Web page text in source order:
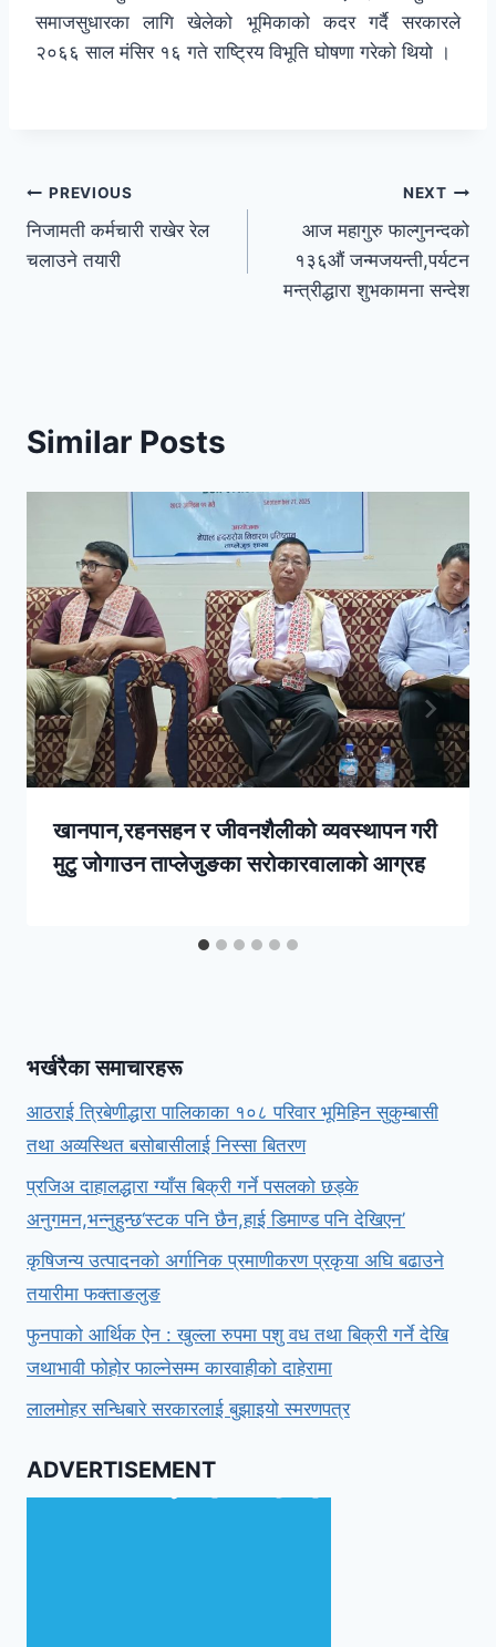
समाजसुधारका लागि खेलेको भूमिकाको कदर गर्दै सरकारले
२०६६ साल मंसिर १६ गते राष्ट्रिय विभूति घोषणा गरेको थियो ।
PREVIOUS
निजामती कर्मचारी राखेर रेल
चलाउने तयारी
NEXT
आज महागुरु फाल्गुनन्दको
१३६औं जन्मजयन्ती,पर्यटन
मन्त्रीद्धारा शुभकामना सन्देश
Similar Posts
खानपान,रहनसहन र जीवनशैलीको व्यवस्थापन गरी
मुटु जोगाउन ताप्लेजुङका सरोकारवालाको आग्रह
भर्खरैका समाचारहरू
आठराई त्रिबेणीद्धारा पालिकाका १०८ परिवार भूमिहिन सुकुम्बासी
तथा अव्यस्थित बसोबासीलाई निस्सा बितरण
प्रजिअ दाहालद्धारा ग्याँस बिक्री गर्ने पसलको छड्के
अनुगमन,भन्नुहुन्छ‘स्टक पनि छैन,हाई डिमाण्ड पनि देखिएन’
कृषिजन्य उत्पादनको अर्गानिक प्रमाणीकरण प्रकृया अघि बढाउने
तयारीमा फक्ताङलुङ
फुनपाको आर्थिक ऐन : खुल्ला रुपमा पशु वध तथा बिक्री गर्ने देखि
जथाभावी फोहोर फाल्नेसम्म कारवाहीको दाहेरामा
लालमोहर सन्धिबारे सरकारलाई बुझाइयो स्मरणपत्र
ADVERTISEMENT